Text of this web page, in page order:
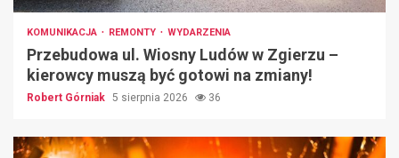
KOMUNIKACJA REMONTY WYDARZENIA
Przebudowa ul. Wiosny Ludów w Zgierzu –
kierowcy muszą być gotowi na zmiany!
Robert Górniak 5 sierpnia 2026 36